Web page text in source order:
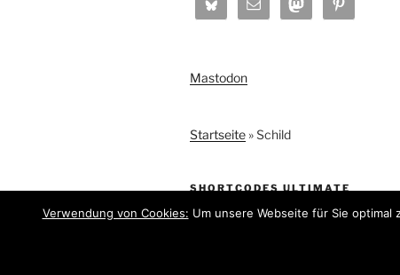
Mastodon
Startseite »Schild
SHORTCODES ULTIMATE
Verwendung von Cookies: Um unsere Webseite für Sie